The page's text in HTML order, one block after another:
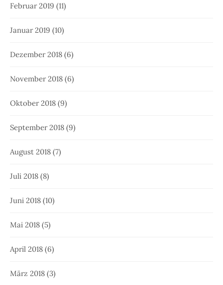
Februar 2019 (11)
Januar 2019 (10)
Dezember 2018 (6)
November 2018 (6)
Oktober 2018 (9)
September 2018 (9)
August 2018 (7)
Juli 2018 (8)
Juni 2018 (10)
Mai 2018 (5)
April 2018 (6)
März 2018 (3)